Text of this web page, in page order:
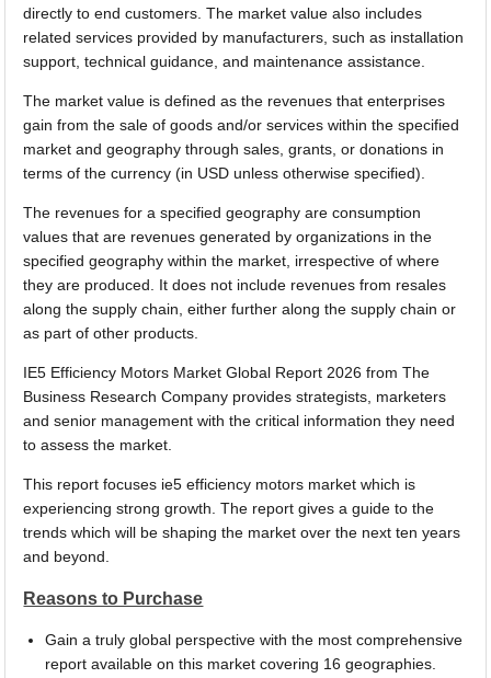
directly to end customers. The market value also includes
related services provided by manufacturers, such as installation
support, technical guidance, and maintenance assistance.
The market value is defined as the revenues that enterprises
gain from the sale of goods and/or services within the specified
market and geography through sales, grants, or donations in
terms of the currency (in USD unless otherwise specified).
The revenues for a specified geography are consumption
values that are revenues generated by organizations in the
specified geography within the market, irrespective of where
they are produced. It does not include revenues from resales
along the supply chain, either further along the supply chain or
as part of other products.
IE5 Efficiency Motors Market Global Report 2026 from The
Business Research Company provides strategists, marketers
and senior management with the critical information they need
to assess the market.
This report focuses ie5 efficiency motors market which is
experiencing strong growth. The report gives a guide to the
trends which will be shaping the market over the next ten years
and beyond.
Reasons to Purchase
Gain a truly global perspective with the most comprehensive
report available on this market covering 16 geographies.